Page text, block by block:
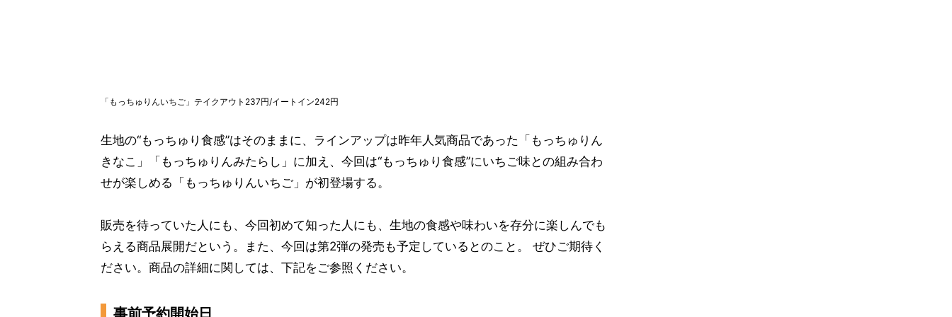
「もっちゅりんいちご」テイクアウト237円/イートイン242円
生地の“もっちゅり食感”はそのままに、ラインアップは昨年人気商品であった「もっちゅりん
きなこ」「もっちゅりんみたらし」に加え、今回は“もっちゅり食感”にいちご味との組み合わ
せが楽しめる「もっちゅりんいちご」が初登場する。
販売を待っていた人にも、今回初めて知った人にも、生地の食感や味わいを存分に楽しんでも
らえる商品展開だという。また、今回は第2弾の発売も予定しているとのこと。 ぜひご期待く
ださい。商品の詳細に関しては、下記をご参照ください。
事前予約開始日